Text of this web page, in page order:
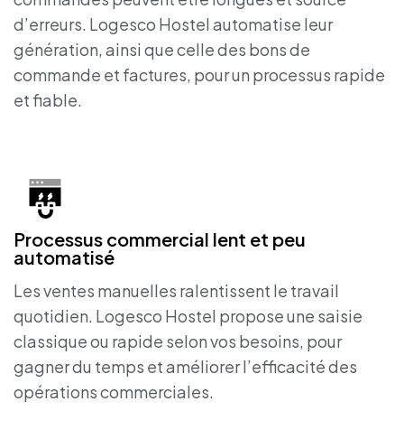
d’erreurs. Logesco Hostel automatise leur
génération, ainsi que celle des bons de
commande et factures, pour un processus rapide
et fiable.
Processus commercial lent et peu
automatisé
Les ventes manuelles ralentissent le travail
quotidien. Logesco Hostel propose une saisie
classique ou rapide selon vos besoins, pour
gagner du temps et améliorer l’efficacité des
opérations commerciales.